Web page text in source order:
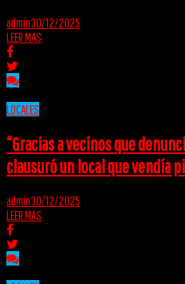
admin30/12/2025
LEER MAS
LOCALES
“Gracias a vecinos que
clausuró un local que vendía
admin30/12/2025
LEER MAS